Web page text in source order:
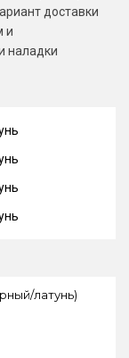
доставки
и
наладки
латунь)